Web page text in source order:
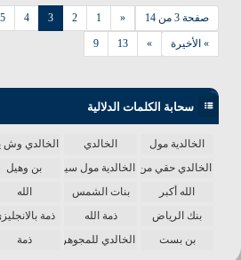
صفحة 3 من 14 «
1
2
3
4
5
9 13 » » الأخيرة
سحابة الكلمات الدلالية
الخالدية مول الخالدي الخالدي وش
الخالدي حقي من الدنياالخالدية مول سينما بن وهيل
الله أكبر
بنات الشمس الله
بنك الرياض
ذمة الله ذمة
بن بست
الخالدي للمجوهرات ذمة